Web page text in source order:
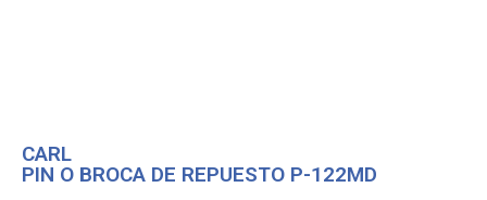
CARL
PIN O BROCA DE REPUESTO P-122MD